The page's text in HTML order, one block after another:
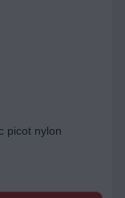
picot nylon